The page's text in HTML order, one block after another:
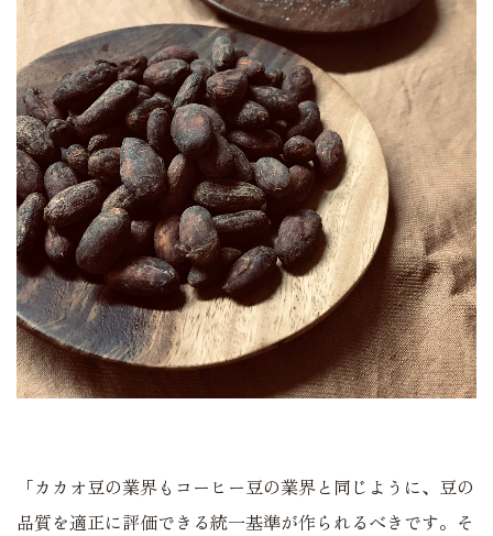
「カカオ豆の業界もコーヒー豆の業界と同じように、豆の
品質を適正に評価できる統一基準が作られるべきです。そ